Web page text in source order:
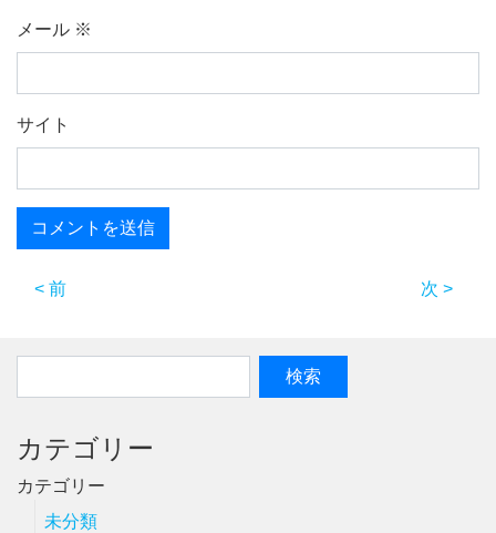
メール ※
サイト
< 前 次 >
カテゴリー
カテゴリー
未分類